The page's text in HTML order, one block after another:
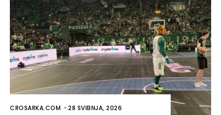
CROSARKA.COM -28 SVIBNJA, 2026